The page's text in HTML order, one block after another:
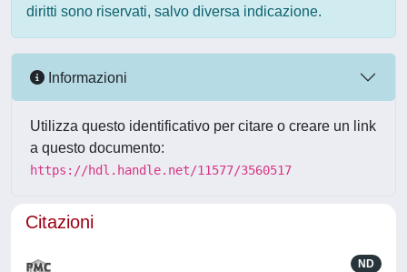
diritti sono riservati, salvo diversa indicazione.
Informazioni
Utilizza questo identificativo per citare o creare un link
a questo documento:
https://hdl.handle.net/11577/3560517
Citazioni
ND